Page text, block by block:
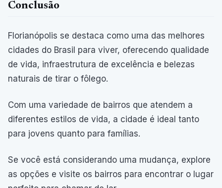
Conclusão
Florianópolis se destaca como uma das melhores
cidades do Brasil para viver, oferecendo qualidade
de vida, infraestrutura de excelência e belezas
naturais de tirar o fôlego.
Com uma variedade de bairros que atendem a
diferentes estilos de vida, a cidade é ideal tanto
para jovens quanto para famílias.
Se você está considerando uma mudança, explore
as opções e visite os bairros para encontrar o lugar